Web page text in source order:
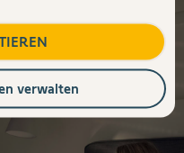
verwalten